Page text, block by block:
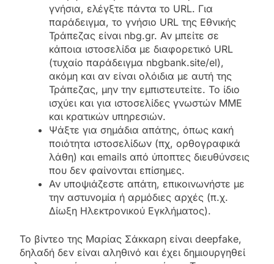
γνήσια, ελέγξτε πάντα το URL. Για
παράδειγμα, το γνήσιο URL της Εθνικής
Τράπεζας είναι nbg.gr. Αν μπείτε σε
κάποια ιστοσελίδα με διαφορετικό URL
(τυχαίο παράδειγμα nbgbank.site/el),
ακόμη και αν είναι ολόιδια με αυτή της
Τράπεζας, μην την εμπιστευτείτε. Το ίδιο
ισχύει και για ιστοσελίδες γνωστών ΜΜΕ
και κρατικών υπηρεσιών.
Ψάξτε για σημάδια απάτης, όπως κακή
ποιότητα ιστοσελίδων (πχ, ορθογραφικά
λάθη) και emails από ύποπτες διευθύνσεις
που δεν φαίνονται επίσημες.
Αν υποψιάζεστε απάτη, επικοινωνήστε με
την αστυνομία ή αρμόδιες αρχές (π.χ.
Δίωξη Ηλεκτρονικού Εγκλήματος).
Το βίντεο της Μαρίας Σάκκαρη είναι deepfake,
δηλαδή δεν είναι αληθινό και έχει δημιουργηθεί